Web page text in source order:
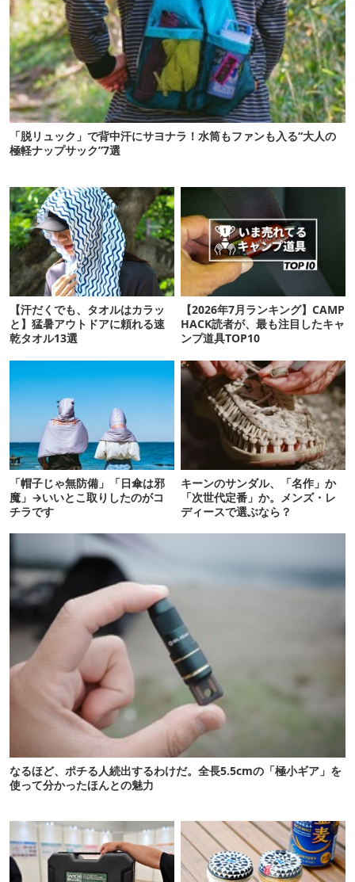
「脱リュック」で背中汗にサヨナラ！水筒もファンも入る“大人の
極軽ナップサック”7選
【汗だくでも、タオルはカラッ
と】猛暑アウトドアに頼れる速
乾タオル13選
【2026年7月ランキング】CAMP
HACK読者が、最も注目したキャ
ンプ道具TOP10
「帽子じゃ無防備」「日傘は邪
魔」→いいとこ取りしたのがコ
チラです
キーンのサンダル、「名作」か
「次世代定番」か。メンズ・レ
ディースで選ぶなら？
なるほど、ポチる人続出するわけだ。全長5.5cmの「極小ギア」を
使って分かったほんとの魅力